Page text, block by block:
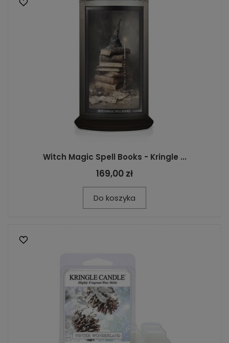
Witch Magic Spell Books - Kringle ...
169,00 zł
Do koszyka